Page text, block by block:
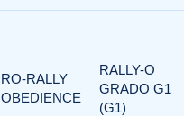
RO-RALLY
OBEDIENCE
RALLY-O
GRADO G1
(G1)